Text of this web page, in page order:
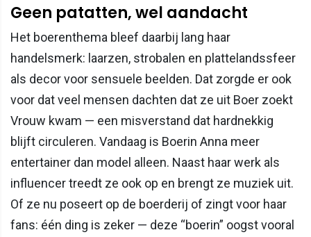
Geen patatten, wel aandacht
Het boerenthema bleef daarbij lang haar
handelsmerk: laarzen, strobalen en plattelandssfeer
als decor voor sensuele beelden. Dat zorgde er ook
voor dat veel mensen dachten dat ze uit Boer zoekt
Vrouw kwam — een misverstand dat hardnekkig
blijft circuleren. Vandaag is Boerin Anna meer
entertainer dan model alleen. Naast haar werk als
influencer treedt ze ook op en brengt ze muziek uit.
Of ze nu poseert op de boerderij of zingt voor haar
fans: één ding is zeker — deze “boerin” oogst vooral